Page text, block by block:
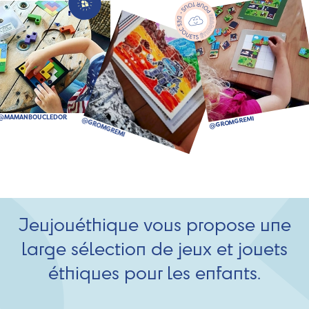
Jeujouéthique vous propose une
large sélection de jeux et jouets
éthiques pour les enfants.